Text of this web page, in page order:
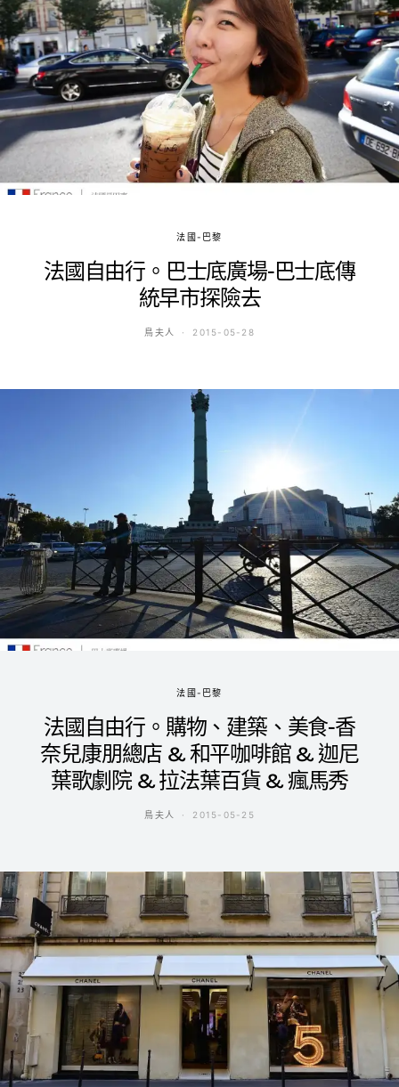
法國-巴黎
法國自由行。巴士底廣場-巴士底傳
統早市探險去
鳥夫人 2015-05-28
法國-巴黎
法國自由行。購物、建築、美食-香
奈兒康朋總店 & 和平咖啡館 & 迦尼
葉歌劇院 & 拉法葉百貨 & 瘋馬秀
鳥夫人 2015-05-25